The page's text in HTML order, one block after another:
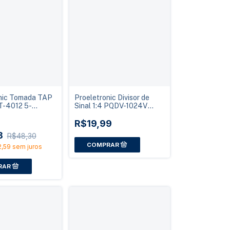
Tomada TAP
4012 5-
R$48,30
sem juros
Proeletronic Divisor de
Sinal 1:4 PQDV-1024V
Blistado
R$19,99